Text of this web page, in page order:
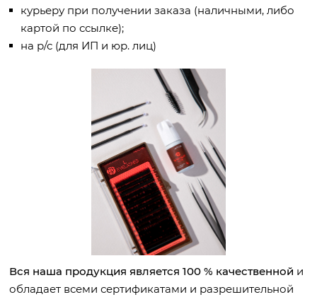
курьеру при получении заказа (наличными, либо
картой по ссылке);
на р/с (для ИП и юр. лиц)
Вся наша продукция является 100 % качественной и
обладает всеми сертификатами и разрешительной